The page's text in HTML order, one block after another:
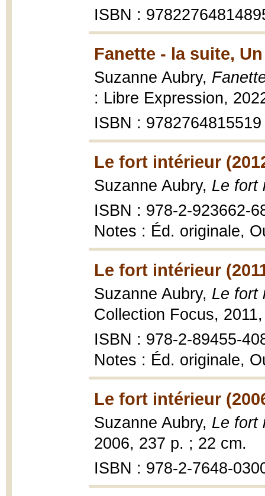
ISBN :
Fanette - la suite,
Suzanne Aubry,
: Libre Expression,
ISBN : 9782764815519
Le fort intérieur
Suzanne Aubry, Le fort
ISBN : 978-2-923662-
Notes : Éd. originale,
Le fort intérieur
Suzanne Aubry, Le fort
Collection Focus,
ISBN : 978-2-89455-
Notes : Éd. originale,
Le fort intérieur
Suzanne Aubry, Le fort
2006, 237 p. ; 22 cm.
ISBN : 978-2-7648-